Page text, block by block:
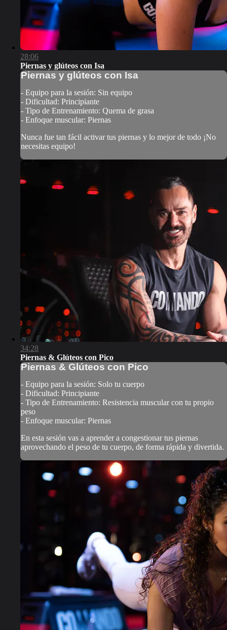
28:06
Piernas y glúteos con Isa
Piernas y glúteos con Isa
- Equipo para la sesión: Sin equipo
- Dificultad: Principiante
- Tipo de Entrenamiento: Quema de grasa
- Enfoque muscular: Piernas
Nunca fue tan fácil activar tus piernas y lo mejor de todo ¡No
necesitas equipo!
34:28
Piernas & Glúteos con Pico
Piernas & Glúteos con Pico
- Equipo para la sesión: Solo tu cuerpo
- Dificultad: Principiante
- Tipo de Entrenamiento: Resistencia muscular con tu propio
peso
- Enfoque muscular: Piernas
En esta sesión vas a aprender a congestionar tus piernas
aprovechando el peso de tu cuerpo, de forma rápida y divertida.